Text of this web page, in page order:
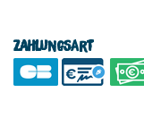
Zahlungsart